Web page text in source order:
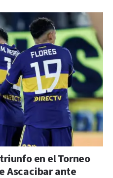
en el Torneo
Ascacibar ante